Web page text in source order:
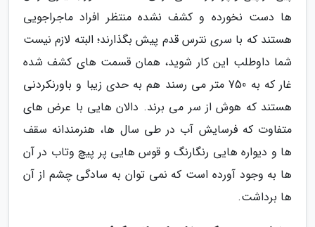
ها دست نخورده و کشف نشده منتظر افراد ماجراجویی
هستند که با سری نترس قدم پیش بگذارند؛ البته لازم نیست
شما داوطلب این کار شوید، همان قسمت های کشف شده
غار که به 750 متر می رسند هم به حدی زیبا و باورنکردنی
هستند که هوش از سر می برند. دالان هایی با عرض های
متفاوت که فرسایش آب در طی سال ها، هنرمندانه سقف
ها و دیواره هایی رنگارنگ و قوس هایی پر پیچ وتاب در آن
ها به وجود آورده است که نمی توان به سادگی چشم از آن
ها برداشت.